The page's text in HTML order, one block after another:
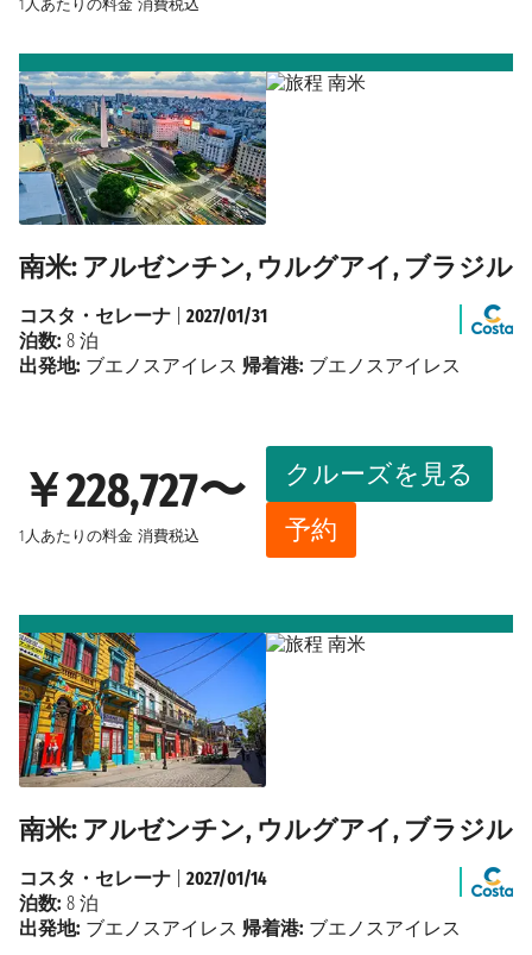
1人あたりの料金 消費税込
南米: アルゼンチン, ウルグアイ, ブラジル
￥228,727〜
1人あたりの料金 消費税込
クルーズを見る
予約
コスタ・セレーナ
2027/01/31
泊数: 8 泊
出発地: ブエノスアイレス 帰着港: ブエノスアイレス
南米: アルゼンチン, ウルグアイ, ブラジル
コスタ・セレーナ
2027/01/14
泊数: 8 泊
出発地: ブエノスアイレス 帰着港: ブエノスアイレス